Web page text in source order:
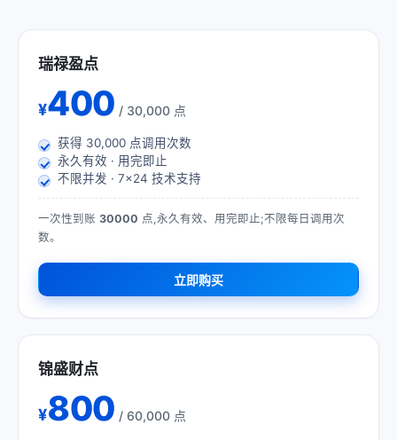
瑞禄盈点
¥400 / 30,000 点
获得 30,000 点调用次数
永久有效 · 用完即止
不限并发 · 7×24 技术支持
一次性到账 30000 点,永久有效、用完即止;不限每日调用次
数。
立即购买
锦盛财点
¥800 / 60,000 点